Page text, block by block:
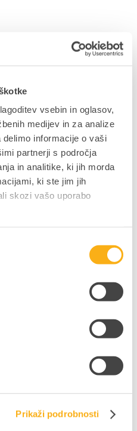
vsebin in oglasov,
medijev in za analize
delimo informacije o vaši
partnerji s področja
in analitike, ki jih morda
ki ste jim jih
skozi vašo uporabo
Prikaži podrobnosti
v svoj e-